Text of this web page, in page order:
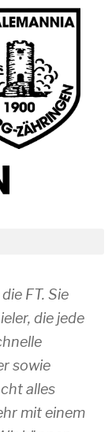
FT. Sie
die jede
sowie
alles
mit einem